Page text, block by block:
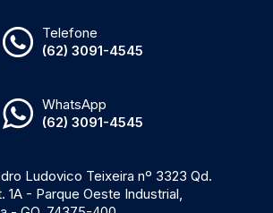
Telefone
(62) 3091-4545
WhatsApp
(62) 3091-4545
Ludovico Teixeira nº 3323 Qd.
1A - Parque Oeste Industrial,